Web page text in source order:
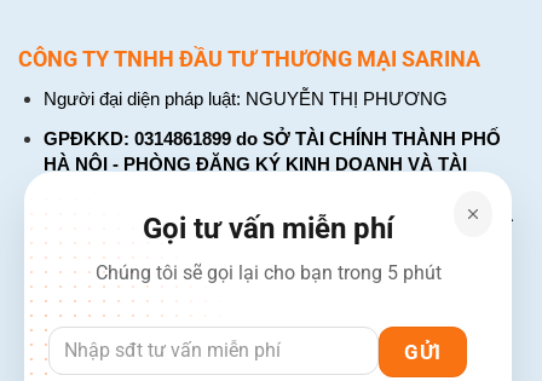
CÔNG TY TNHH ĐẦU TƯ THƯƠNG MẠI SARINA
Người đại diện pháp luật: NGUYỄN THỊ PHƯƠNG
GPĐKKD: 0314861899 do SỞ TÀI CHÍNH THÀNH PHỐ
HÀ NỘI - PHÒNG ĐĂNG KÝ KINH DOANH VÀ TÀI
CHÍNH DOANH NGHIỆP cấp. Đăng ký lần đầu: ngày 26
tháng 01 năm 2018. Đăng ký thay đổi lần thứ: 4, ngày 31
tháng 03 năm 2026
226 Đường Láng, Đống Đa, Hà Nội
137 Đường Hòa Hưng, Phường 12, Quận 10, TP. Hồ Chí
Minh
Gọi tư vấn miễn phí
Chúng tôi sẽ gọi lại cho bạn trong 5 phút